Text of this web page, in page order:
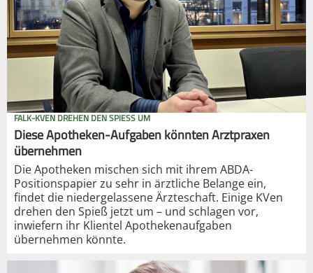
FALK-KVEN DREHEN DEN SPIESS UM
Diese Apotheken-Aufgaben könnten Arztpraxen
übernehmen
Die Apotheken mischen sich mit ihrem ABDA-
Positionspapier zu sehr in ärztliche Belange ein,
findet die niedergelassene Ärzteschaft. Einige KVen
drehen den Spieß jetzt um – und schlagen vor,
inwiefern ihr Klientel Apothekenaufgaben
übernehmen könnte.